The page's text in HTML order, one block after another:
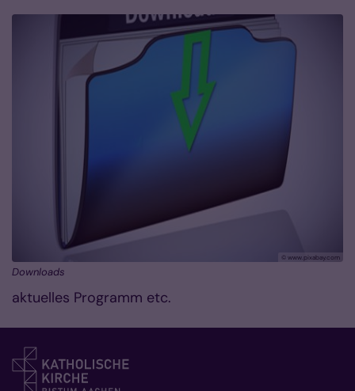
© www.pixabay.com
Downloads
aktuelles Programm etc.